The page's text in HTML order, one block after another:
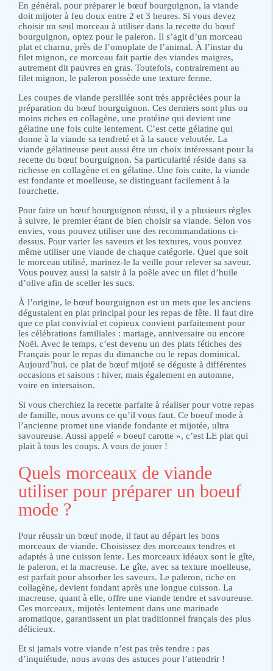
En général, pour préparer le bœuf bourguignon, la viande
doit mijoter à feu doux entre 2 et 3 heures. Si vous devez
choisir un seul morceau à utiliser dans la recette du bœuf
bourguignon, optez pour le paleron. Il s’agit d’un morceau
plat et charnu, près de l’omoplate de l’animal. À l’instar du
filet mignon, ce morceau fait partie des viandes maigres,
autrement dit pauvres en gras. Toutefois, contrairement au
filet mignon, le paleron possède une texture ferme.
Les coupes de viande persillée sont très appréciées pour la
préparation du bœuf bourguignon. Ces derniers sont plus ou
moins riches en collagène, une protéine qui devient une
gélatine une fois cuite lentement. C’est cette gélatine qui
donne à la viande sa tendreté et à la sauce veloutée. La
viande gélatineuse peut aussi être un choix intéressant pour la
recette du bœuf bourguignon. Sa particularité réside dans sa
richesse en collagène et en gélatine. Une fois cuite, la viande
est fondante et moelleuse, se distinguant facilement à la
fourchette.
Pour faire un bœuf bourguignon réussi, il y a plusieurs règles
à suivre, le premier étant de bien choisir sa viande. Selon vos
envies, vous pouvez utiliser une des recommandations ci-
dessus. Pour varier les saveurs et les textures, vous pouvez
même utiliser une viande de chaque catégorie. Quel que soit
le morceau utilisé, marinez-le la veille pour relever sa saveur.
Vous pouvez aussi la saisir à la poêle avec un filet d’huile
d’olive afin de sceller les sucs.
À l’origine, le bœuf bourguignon est un mets que les anciens
dégustaient en plat principal pour les repas de fête. Il faut dire
que ce plat convivial et copieux convient parfaitement pour
les célébrations familiales : mariage, anniversaire ou encore
Noël. Avec le temps, c’est devenu un des plats fétiches des
Français pour le repas du dimanche ou le repas dominical.
Aujourd’hui, ce plat de bœuf mijoté se déguste à différentes
occasions et saisons : hiver, mais également en automne,
voire en intersaison.
Si vous cherchiez la recette parfaite à réaliser pour votre repas
de famille, nous avons ce qu’il vous faut. Ce boeuf mode à
l’ancienne promet une viande fondante et mijotée, ultra
savoureuse. Aussi appelé « boeuf carotte », c’est LE plat qui
plait à tous les coups. A vous de jouer !
Quels morceaux de viande
utiliser pour préparer un boeuf
mode ?
Pour réussir un bœuf mode, il faut au départ les bons
morceaux de viande. Choisissez des morceaux tendres et
adaptés à une cuisson lente. Les morceaux idéaux sont le gîte,
le paleron, et la macreuse. Le gîte, avec sa texture moelleuse,
est parfait pour absorber les saveurs. Le paleron, riche en
collagène, devient fondant après une longue cuisson. La
macreuse, quant à elle, offre une viande tendre et savoureuse.
Ces morceaux, mijotés lentement dans une marinade
aromatique, garantissent un plat traditionnel français des plus
délicieux.
Et si jamais votre viande n’est pas très tendre : pas
d’inquiétude, nous avons des astuces pour l’attendrir !